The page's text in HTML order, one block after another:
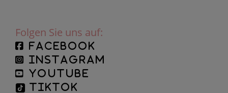
Folgen Sie uns auf:
facebook
instagram
YouTube
TikTok